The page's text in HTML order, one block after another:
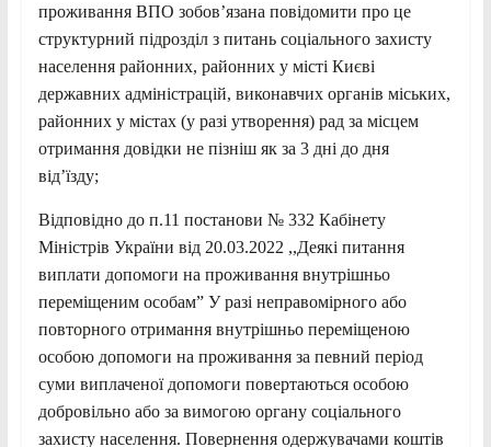
проживання ВПО зобов’язана повідомити про це
структурний підрозділ з питань соціального захисту
населення районних, районних у місті Києві
державних адміністрацій, виконавчих органів міських,
районних у містах (у разі утворення) рад за місцем
отримання довідки не пізніш як за 3 дні до дня
від’їзду;
Відповідно до п.11 постанови № 332 Кабінету
Міністрів України від 20.03.2022 ,,Деякі питання
виплати допомоги на проживання внутрішньо
переміщеним особам” У разі неправомірного або
повторного отримання внутрішньо переміщеною
особою допомоги на проживання за певний період
суми виплаченої допомоги повертаються особою
добровільно або за вимогою органу соціального
захисту населення. Повернення одержувачами коштів